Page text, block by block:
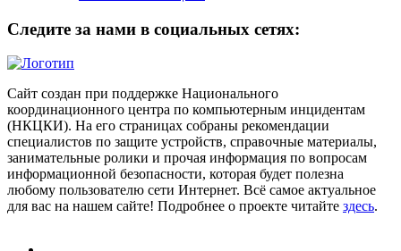
Следите за нами в социальных сетях:
Сайт создан при поддержке Национального
координационного центра по компьютерным инцидентам
(НКЦКИ). На его страницах собраны рекомендации
специалистов по защите устройств, справочные материалы,
занимательные ролики и прочая информация по вопросам
информационной безопасности, которая будет полезна
любому пользователю сети Интернет. Всё самое актуальное
для вас на нашем сайте! Подробнее о проекте читайте здесь.